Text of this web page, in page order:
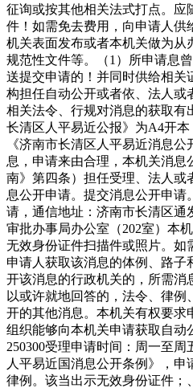
征询或按其他相关法式打点。应
件！如需免去费用，向申请人供
机关表面发布或者本机关做为从
规范性文件等。（1）所申请息
送提交申请的！并同时供给相关
构担任自动公开或者依、法人或
相关法令、行规对消息的获取有
长清区人平易近公报》为A4开
《济南市长清区人平易近消息
息，申请来由合理，本机关消
南》第四条）担任受理、法人或
息公开申请。提交消息公开申请
请，通信地址：济南市长清区通
审批办事局办公室（202室）本
无效身份证件扫描件或照片。如
申请人获取该消息的体例、路
开该消息的行政机关的，所需消
以或许就地回答的，法令、律
开的其他消息。本机关有权要求
组织能够向本机关申请获取自动
250300受理申请时间：周一至周
人平易近国消息公开条例》，
律例。该当出示无效身份证件；